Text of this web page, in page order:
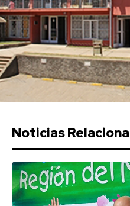
Noticias